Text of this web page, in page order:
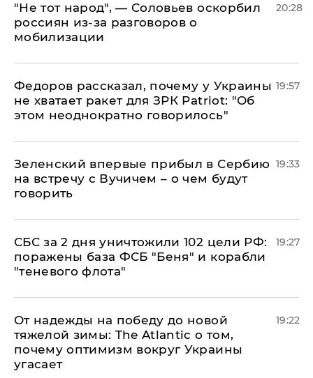
​"Не тот народ", — Соловьев оскорбил
россиян из-за разговоров о
мобилизации
20:28
Федоров рассказал, почему у Украины
не хватает ракет для ЗРК Patriot: "Об
этом неоднократно говорилось"
19:57
Зеленский впервые прибыл в Сербию
на встречу с Вучичем – о чем будут
говорить
19:33
СБС за 2 дня уничтожили 102 цели РФ:
поражены база ФСБ "Беня" и корабли
"теневого флота"
19:27
От надежды на победу до новой
тяжелой зимы: The Atlantic о том,
почему оптимизм вокруг Украины
угасает
19:22